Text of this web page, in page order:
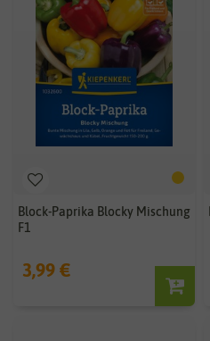
Block-Paprika Blocky Mischung
F1
3,99 €